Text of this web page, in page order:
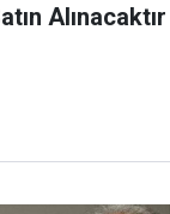
Alınacaktır